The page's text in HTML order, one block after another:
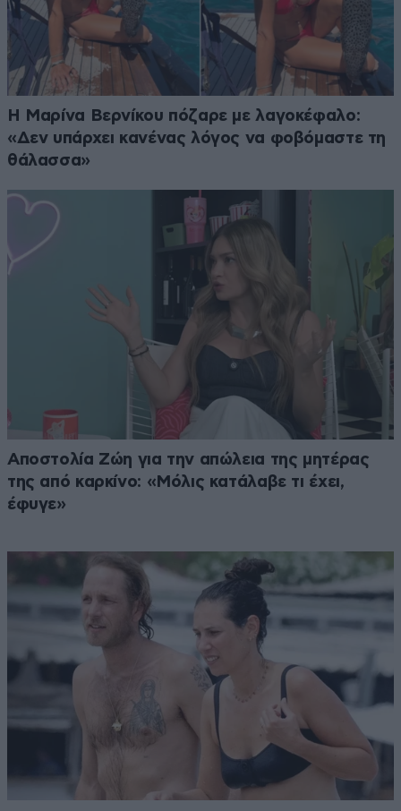
Η Μαρίνα Βερνίκου πόζαρε με λαγοκέφαλο:
«Δεν υπάρχει κανένας λόγος να φοβόμαστε τη
θάλασσα»
Αποστολία Ζώη για την απώλεια της μητέρας
της από καρκίνο: «Μόλις κατάλαβε τι έχει,
έφυγε»